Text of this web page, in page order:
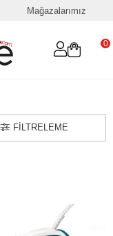
Mağazalarımız
0
FILTRELEME